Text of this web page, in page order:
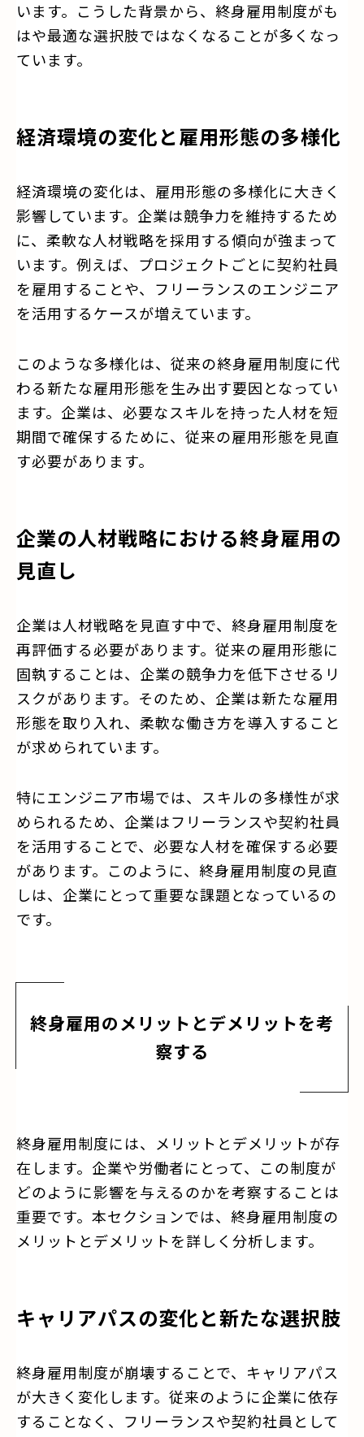
います。こうした背景から、終身雇用制度がも
はや最適な選択肢ではなくなることが多くなっ
ています。
経済環境の変化と雇用形態の多様化
経済環境の変化は、雇用形態の多様化に大きく
影響しています。企業は競争力を維持するため
に、柔軟な人材戦略を採用する傾向が強まって
います。例えば、プロジェクトごとに契約社員
を雇用することや、フリーランスのエンジニア
を活用するケースが増えています。
このような多様化は、従来の終身雇用制度に代
わる新たな雇用形態を生み出す要因となってい
ます。企業は、必要なスキルを持った人材を短
期間で確保するために、従来の雇用形態を見直
す必要があります。
企業の人材戦略における終身雇用の
見直し
企業は人材戦略を見直す中で、終身雇用制度を
再評価する必要があります。従来の雇用形態に
固執することは、企業の競争力を低下させるリ
スクがあります。そのため、企業は新たな雇用
形態を取り入れ、柔軟な働き方を導入すること
が求められています。
特にエンジニア市場では、スキルの多様性が求
められるため、企業はフリーランスや契約社員
を活用することで、必要な人材を確保する必要
があります。このように、終身雇用制度の見直
しは、企業にとって重要な課題となっているの
です。
終身雇用のメリットとデメリットを考
察する
終身雇用制度には、メリットとデメリットが存
在します。企業や労働者にとって、この制度が
どのように影響を与えるのかを考察することは
重要です。本セクションでは、終身雇用制度の
メリットとデメリットを詳しく分析します。
キャリアパスの変化と新たな選択肢
終身雇用制度が崩壊することで、キャリアパス
が大きく変化します。従来のように企業に依存
することなく、フリーランスや契約社員として